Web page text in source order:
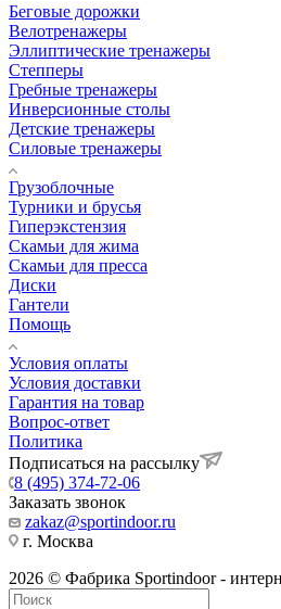
Беговые дорожки
Велотренажеры
Эллиптические тренажеры
Степперы
Гребные тренажеры
Инверсионные столы
Детские тренажеры
Силовые тренажеры
Грузоблочные
Турники и брусья
Гиперэкстензия
Скамьи для жима
Скамьи для пресса
Диски
Гантели
Помощь
Условия оплаты
Условия доставки
Гарантия на товар
Вопрос-ответ
Политика
Подписаться на рассылку
8 (495) 374-72-06
Заказать звонок
zakaz@sportindoor.ru
г. Москва
2026 © Фабрика Sportindoor -